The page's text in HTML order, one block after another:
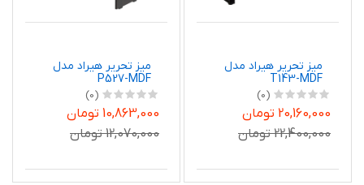
میز تحریر هیراد مدل
T143-MDF
(0)
20,160,000 تومان
22,400,000 تومان
میز تحریر هیراد مدل
P527-MDF
(0)
10,863,000 تومان
12,070,000 تومان